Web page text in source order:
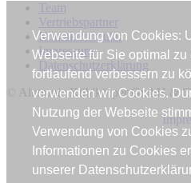
Verwendung von Cookies:
Webseite für Sie optimal zu
fortlaufend verbessern zu
verwenden wir Cookies.
Nutzung der Webseite
Verwendung von Cookies
Informationen zu Cookies
unserer
Team
Vertriebspartner
Kontaktformular
Impressum
Datenschutzerklärung
© Alutronic Kühlkörper GmbH &